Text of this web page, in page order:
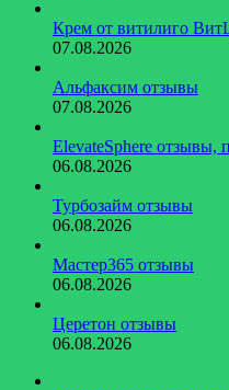
Крем от витилиго
07.08.2026
Альфаксим отзывы
07.08.2026
ElevateSphere отзывы,
06.08.2026
Турбозайм отзывы
06.08.2026
Мастер365 отзывы
06.08.2026
Церетон отзывы
06.08.2026